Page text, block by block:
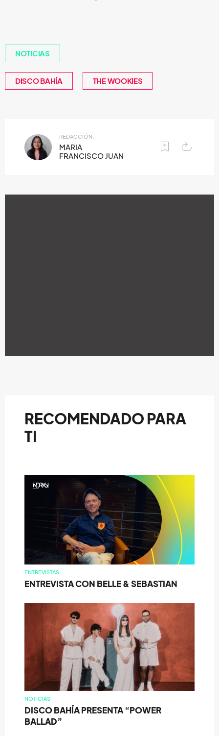
NOTICIAS
DISCO BAHÍA THE WOOKIES
REDACCIÓN:
MARIA
FRANCISCO JUAN
RECOMENDADO PARA
TI
ENTREVISTAS
ENTREVISTA CON BELLE & SEBASTIAN
NOTICIAS
DISCO BAHÍA PRESENTA “POWER
BALLAD”